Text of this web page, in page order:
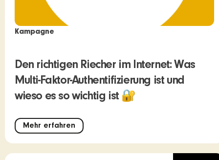
Kampagne
Den richtigen Riecher im Internet: Was
Multi-Faktor-Authentifizierung ist und
wieso es so wichtig ist 🔐
Mehr erfahren